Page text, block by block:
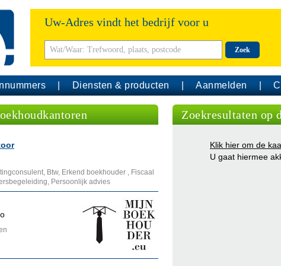
Uw-Adres vindt het bedrijf voor u
Zoek
Diensten & producten Aanmelden
Btw, Erkend boekhouder , Fiscaal
Persoonlijk advies
Zoekresultaten op
Klik hier om de
U gaat hiermee